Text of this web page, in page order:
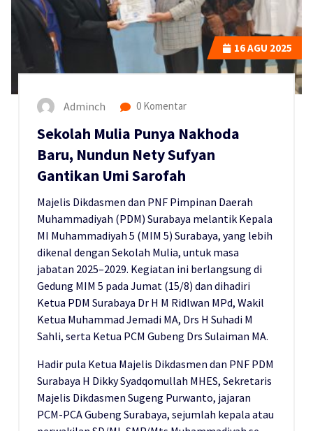
16AGU 2025
Adminch 0 Komentar
Sekolah Mulia Punya Nakhoda
Baru, Nundun Nety Sufyan
Gantikan Umi Sarofah
Majelis Dikdasmen dan PNF Pimpinan Daerah
Muhammadiyah (PDM) Surabaya melantik Kepala
MI Muhammadiyah 5 (MIM 5) Surabaya, yang lebih
dikenal dengan Sekolah Mulia, untuk masa
jabatan 2025–2029. Kegiatan ini berlangsung di
Gedung MIM 5 pada Jumat (15/8) dan dihadiri
Ketua PDM Surabaya Dr H M Ridlwan MPd, Wakil
Ketua Muhammad Jemadi MA, Drs H Suhadi M
Sahli, serta Ketua PCM Gubeng Drs Sulaiman MA.
Hadir pula Ketua Majelis Dikdasmen dan PNF PDM
Surabaya H Dikky Syadqomullah MHES, Sekretaris
Majelis Dikdasmen Sugeng Purwanto, jajaran
PCM-PCA Gubeng Surabaya, sejumlah kepala atau